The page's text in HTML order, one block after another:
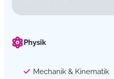
Physik
Mechanik & Kinematik